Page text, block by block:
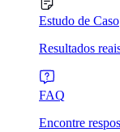
Estudo de Caso
Resultados
FAQ
Encontre